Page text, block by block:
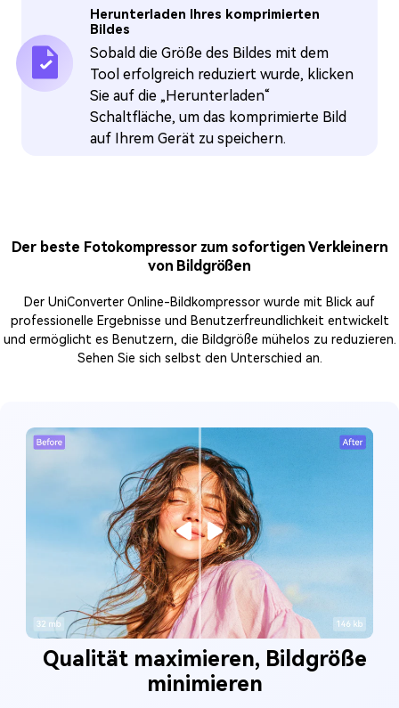
Herunterladen Ihres komprimierten
Bildes
Sobald die Größe des Bildes mit dem
Tool erfolgreich reduziert wurde, klicken
Sie auf die „Herunterladen“
Schaltfläche, um das komprimierte Bild
auf Ihrem Gerät zu speichern.
Der beste Fotokompressor zum sofortigen Verkleinern
von Bildgrößen
Der UniConverter Online-Bildkompressor wurde mit Blick auf
professionelle Ergebnisse und Benutzerfreundlichkeit entwickelt
und ermöglicht es Benutzern, die Bildgröße mühelos zu reduzieren.
Sehen Sie sich selbst den Unterschied an.
Qualität maximieren, Bildgröße
minimieren